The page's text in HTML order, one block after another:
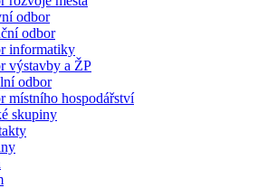
odbor
odbor
informatiky
výstavby a ŽP
odbor
místního hospodářství
skupiny